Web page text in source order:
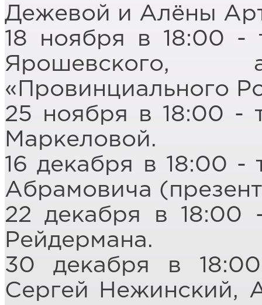
Дежевой и Алёны
18 ноября в 18:00 -
Ярошевского,
«Провинциального
25 ноября в 18:00 -
Маркеловой.
16 декабря в 18:00 -
Абрамовича
22 декабря в 18:00
Рейдермана.
30 декабря в
Сергей Нежинский,